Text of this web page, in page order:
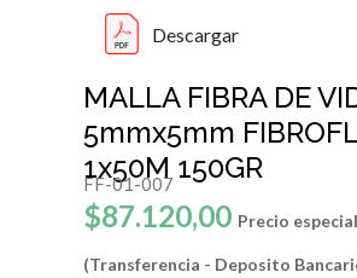
Descargar
MALLA FIBRA DE
5mmx5mm
1x50M 150GR
FF-01-007
$87.120,00 Precio especial
(Transferencia - Deposito